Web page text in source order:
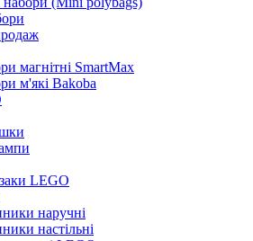
магнітні SmartMax
м'які Bakoba
LEGO
наручні
настільні